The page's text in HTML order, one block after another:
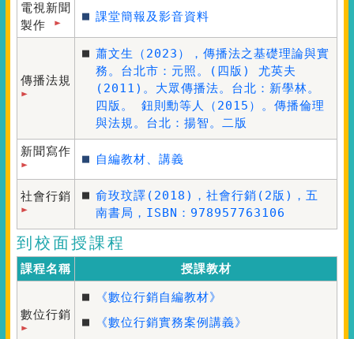
電視新聞
製作
■ 課堂簡報及影音資料
傳播法規
■ 蕭文生（2023），傳播法之基礎理論與實
務。台北市：元照。(四版) 尤英夫
(2011)。大眾傳播法。台北：新學林。
四版。 鈕則勳等人（2015）。傳播倫理
與法規。台北：揚智。二版
新聞寫作
■ 自編教材、講義
社會行銷 ■ 俞玫玟譯(2018)， 社會行銷 (2版)，五
南書局，ISBN：978957763106
到校面授課程
課程名稱 授課教材
數位行銷
■
《數位行銷自編教材》
■
《數位行銷實務案例講義》